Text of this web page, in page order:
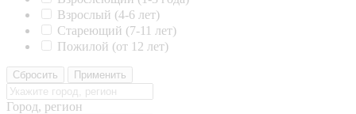
Взрослый (4-6 лет)
Стареющий (7-11 лет)
Пожилой (от 12 лет)
Сбросить Применить
Город, регион